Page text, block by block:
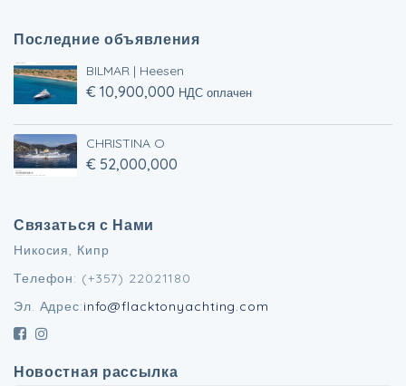
Последние объявления
BILMAR | Heesen
€ 10,900,000 НДС оплачен
CHRISTINA O
€ 52,000,000
Связаться с Нами
Никосия, Кипр
Телефон: (+357) 22021180
Эл. Адрес:info@flacktonyachting.com
Новостная рассылка